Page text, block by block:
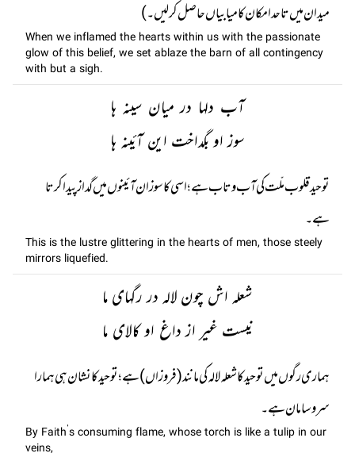
میدان میں تا حد امکان کامیابیاں حاصل کر لیں۔)
When we inflamed the hearts within us with the passionate
glow of this belief, we set ablaze the barn of all contingency
with but a sigh.
آب دلہا در میان سینہ ہا
سوز او بگداخت این آئینہ ہا
توحید قلوب ملّت کی آب و تاب ہے؛ اسی کا سوز ان آئینوں میں گداز پیدا کرتا
ہے۔
This is the lustre glittering in the hearts of men, those steely
mirrors liquefied.
شعلہ اش چون لالہ در رگہای ما
نیست غیر از داغ او کالای ما
ہماری رگوں میں توحید کا شعلہ لالہ کی مانند (فروزاں) ہے؛ توحید کا نشان ہی ہمارا
سر و سامان ہے۔
By Faith’s consuming flame, whose torch is like a tulip in our
veins,